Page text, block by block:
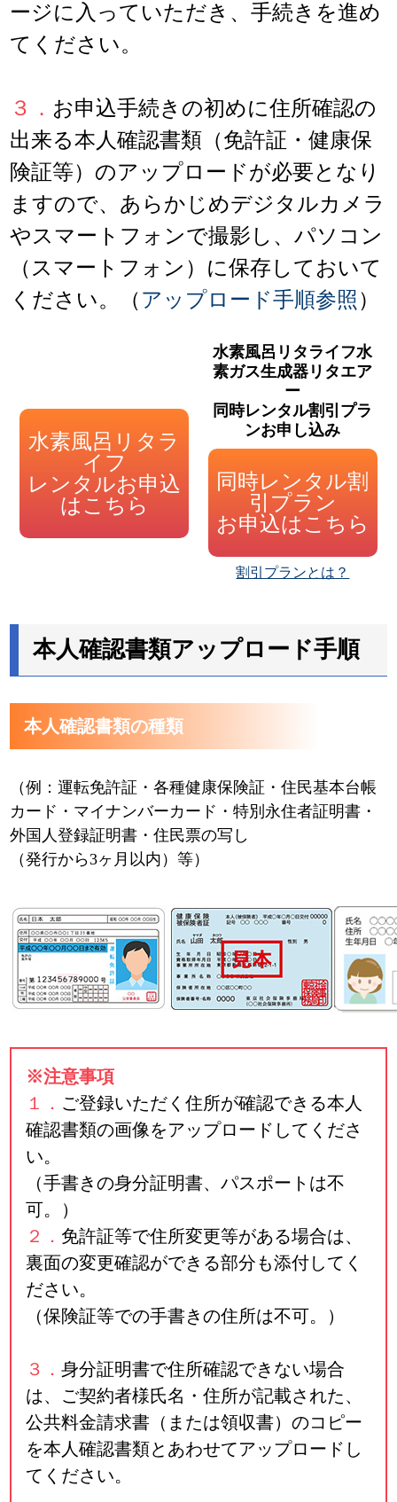
ージに入っていただき、手続きを進め
てください。
３． お申込手続きの初めに住所確認の
出来る本人確認書類（免許証・健康保
険証等）のアップロードが必要となり
ますので、あらかじめデジタルカメラ
やスマートフォンで撮影し、パソコン
（スマートフォン）に保存しておいて
ください。（アップロード手順参照）
水素風呂リタラ
イフ
レンタルお申込
はこちら
水素風呂リタライフ水
素ガス生成器リタエア
ー
同時レンタル割引プラ
ンお申し込み
同時レンタル割
引プラン
お申込はこちら
割引プランとは？
本人確認書類アップロード手順
本人確認書類の種類
（例：運転免許証・各種健康保険証・住民基本台帳
カード・マイナンバーカード・特別永住者証明書・
外国人登録証明書・住民票の写し
（発行から3ヶ月以内）等）
※注意事項
１． ご登録いただく住所が確認できる本人
確認書類の画像をアップロードしてくださ
い。
（手書きの身分証明書、パスポートは不
可。）
２． 免許証等で住所変更等がある場合は、
裏面の変更確認ができる部分も添付してく
ださい。
（保険証等での手書きの住所は不可。）
３．身分証明書で住所確認できない場合
は、ご契約者様氏名・住所が記載された、
公共料金請求書（または領収書）のコピー
を本人確認書類とあわせてアップロードし
てください。